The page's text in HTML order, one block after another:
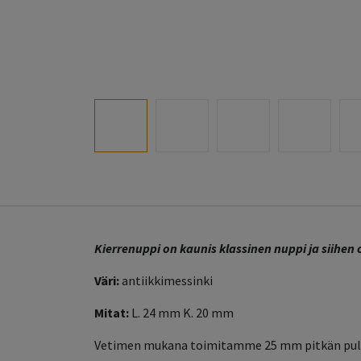
Kierrenuppi on kaunis klassinen nuppi ja
Väri:antiikkimessinki
Mitat: L. 24 mm K. 20 mm
Vetimen mukana toimitamme 25 mm pitkän